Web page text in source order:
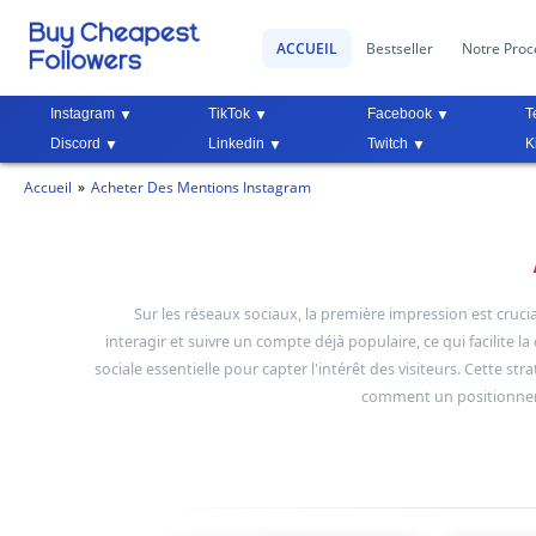
ACCUEIL Bestseller Notre
Instagram TikTok Facebook
Discord
Linkedin Twitch
Accueil Acheter Des Mentions Instagram
Sur les réseaux sociaux, la première impression est
interagir et suivre un compte déjà populaire, ce qui facilite
sociale essentielle pour capter l'intérêt des visiteurs. Cette
comment un